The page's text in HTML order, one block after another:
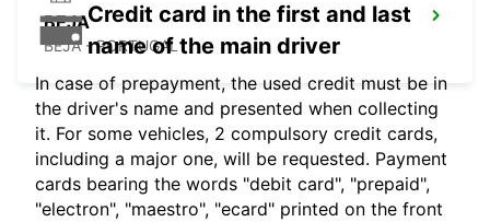
BEJA
BEJA - PORTUGAL
Credit card in the first and last
name of the main driver
In case of prepayment, the used credit must be in
the driver's name and presented when collecting
it. For some vehicles, 2 compulsory credit cards,
including a major one, will be requested. Payment
cards bearing the words "debit card", "prepaid",
"electron", "maestro", "ecard" printed on the front